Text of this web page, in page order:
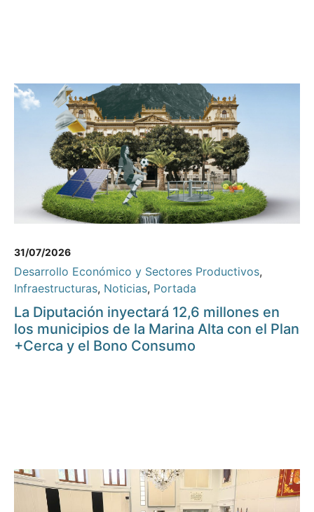
31/07/2026
Desarrollo Económico y Sectores Productivos,
Infraestructuras, Noticias, Portada
La Diputación inyectará 12,6 millones en
los municipios de la Marina Alta con el Plan
+Cerca y el Bono Consumo